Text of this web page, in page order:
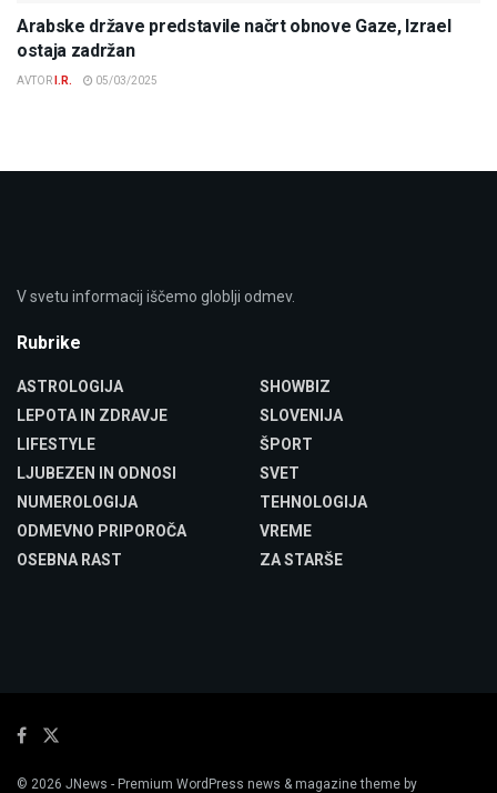
Arabske države predstavile načrt obnove Gaze, Izrael
ostaja zadržan
AVTOR I.R. 05/03/2025
V svetu informacij iščemo globlji odmev.
Rubrike
ASTROLOGIJA
LEPOTA IN ZDRAVJE
LIFESTYLE
LJUBEZEN IN ODNOSI
NUMEROLOGIJA
ODMEVNO PRIPOROČA
OSEBNA RAST
SHOWBIZ
SLOVENIJA
ŠPORT
SVET
TEHNOLOGIJA
VREME
ZA STARŠE
© 2026 JNews - Premium WordPress news & magazine theme by